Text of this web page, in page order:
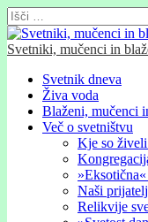
Išči:
Svetniki, mučenci in
Glavni
meni
Skip
content
Svetnik dneva
Živa voda
Blaženi, mučenci
Več o svetništvu
Kje so
Naši
Relikvije